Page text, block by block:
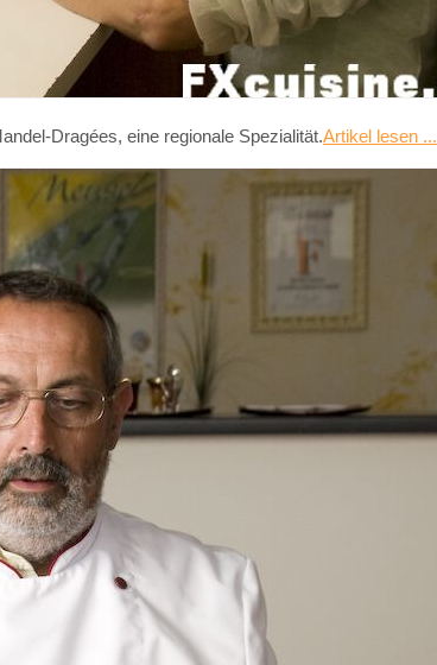
Dragées, eine regionale Spezialität.Artikel lesen ...